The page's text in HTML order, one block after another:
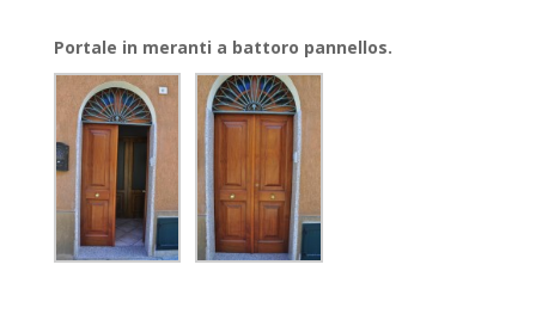
Portale in meranti a battoro pannellos.